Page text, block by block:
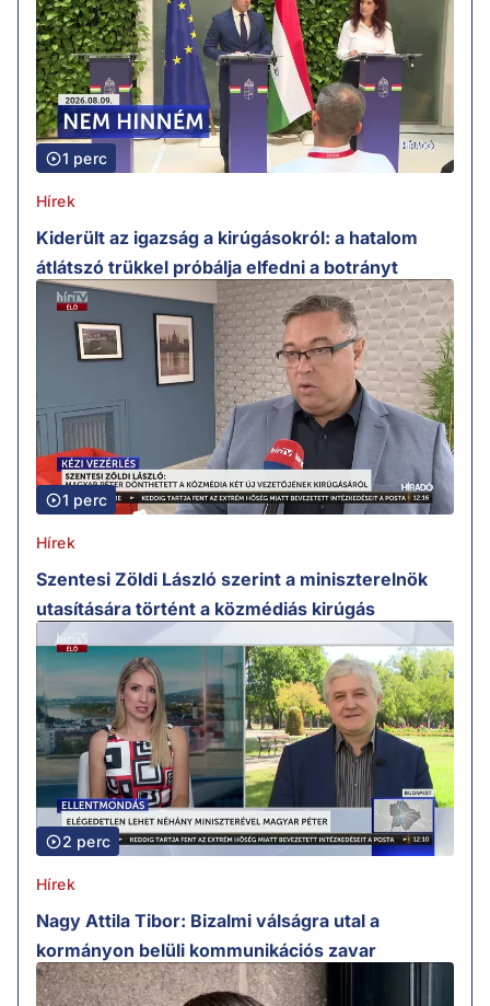
1 perc
Hírek
Kiderült az igazság a kirúgásokról: a hatalom
átlátszó trükkel próbálja elfedni a botrányt
1 perc
Hírek
Szentesi Zöldi László szerint a miniszterelnök
utasítására történt a közmédiás kirúgás
2 perc
Hírek
Nagy Attila Tibor: Bizalmi válságra utal a
kormányon belüli kommunikációs zavar